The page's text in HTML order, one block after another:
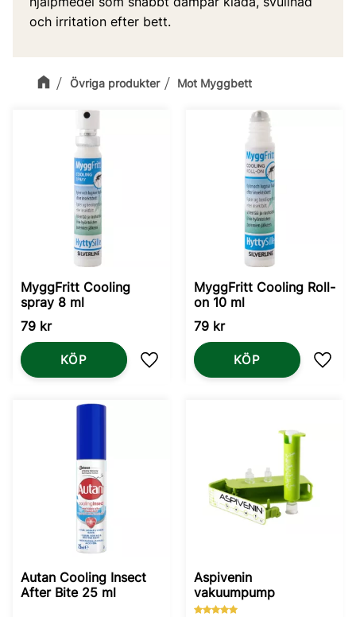
Övriga produkter Mot Myggbett
och irritation efter bett.
MyggFritt Cooling
spray 8 ml
79 kr
Lägg till i favoriter
KÖP
MyggFritt Cooling Roll-
on 10 ml
79 kr
KÖP
Autan Cooling Insect
After Bite 25 ml
Aspivenin
vakuumpump